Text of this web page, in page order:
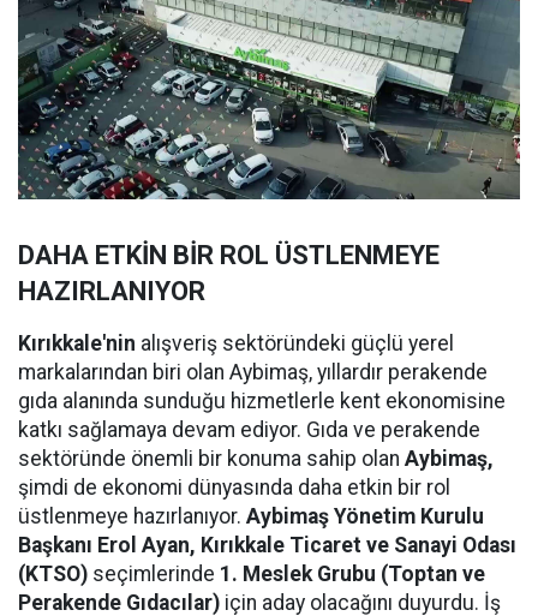
DAHA ETKİN BİR ROL ÜSTLENMEYE
HAZIRLANIYOR
Kırıkkale'nin alışveriş sektöründeki güçlü yerel
markalarından biri olan Aybimaş, yıllardır perakende
gıda alanında sunduğu hizmetlerle kent ekonomisine
katkı sağlamaya devam ediyor. Gıda ve perakende
sektöründe önemli bir konuma sahip olan Aybimaş,
şimdi de ekonomi dünyasında daha etkin bir rol
üstlenmeye hazırlanıyor. Aybimaş Yönetim Kurulu
Başkanı Erol Ayan, Kırıkkale Ticaret ve Sanayi Odası
(KTSO) seçimlerinde 1. Meslek Grubu (Toptan ve
Perakende Gıdacılar) için aday olacağını duyurdu. İş